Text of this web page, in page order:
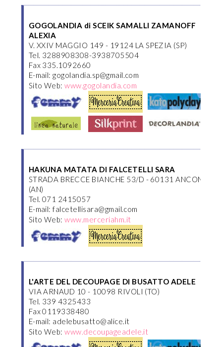
GOGOLANDIA di SCEIK SAMALLI ZAMANOFF
ALEXIA
V. XXIV MAGGIO 149 - 19124 LA SPEZIA (SP)
Tel. 3288908308-3938705504
Fax 335.1092660
E-mail: gogolandia.sp@gmail.com
Sito Web:www.gogolandia.com
HAKUNA MATATA DI FALCETELLI SARA
STRADA BRECCE BIANCHE 53/D - 60131 ANCONA
(AN)
Tel. 071 2415057
E-mail: falcetellisara@gmail.com
Sito Web:www.merceriahm.it
L'ARTE DEL DECOUPAGE DI BUSATTO ADELE
VIA ARNAUD 10 - 10098 RIVOLI (TO)
Tel. 339 4325433
Fax 0119338480
E-mail: adelebusatto@alice.it
Sito Web:www.decoupageadele.it